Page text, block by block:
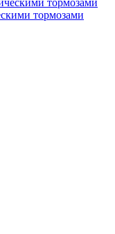
тормозами